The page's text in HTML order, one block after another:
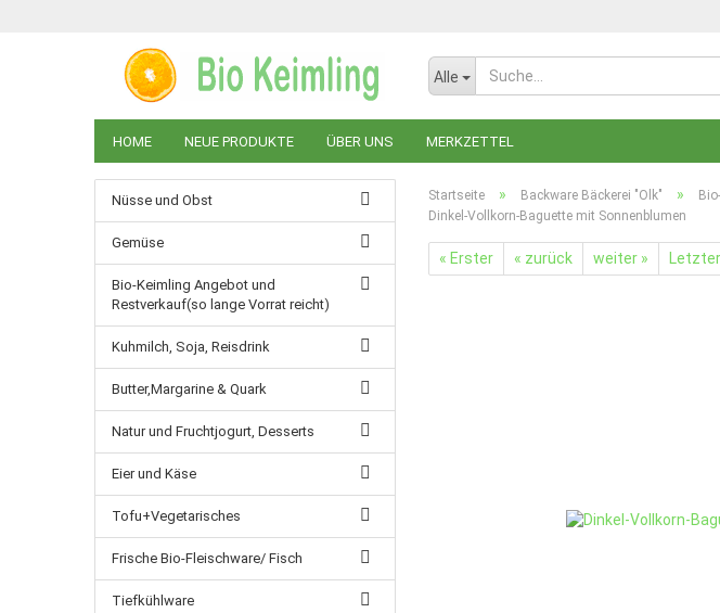
Alle
HOME NEUE PRODUKTE ÜBER UNS MERKZETTEL
Startseite » Backware Bäckerei "Olk" »
Dinkel-Vollkorn-Baguette mit Sonnenblumen
« Erster « zurück weiter »
Nüsse und Obst
Gemüse
Bio-Keimling Angebot und
Restverkauf(so lange Vorrat reicht)
Kuhmilch, Soja, Reisdrink
Butter,Margarine & Quark
Natur und Fruchtjogurt, Desserts
Eier und Käse
Tofu+Vegetarisches
Frische Bio-Fleischware/ Fisch
Tiefkühlware